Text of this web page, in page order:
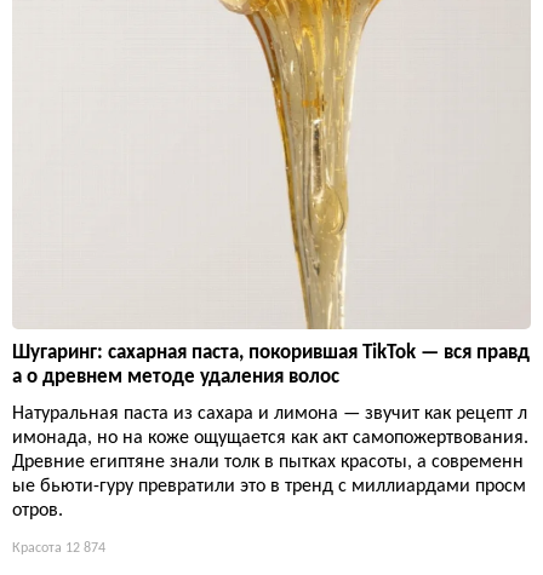
Шугаринг: сахарная паста, покорившая TikTok — вся правд
а о древнем методе удаления волос
Натуральная паста из сахара и лимона — звучит как рецепт л
имонада, но на коже ощущается как акт самопожертвования.
Древние египтяне знали толк в пытках красоты, а современн
ые бьюти-гуру превратили это в тренд с миллиардами просм
отров.
Красота 12 874